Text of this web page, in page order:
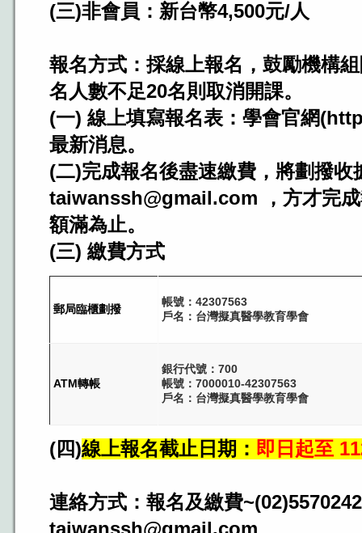
(三)非會員：新台幣4,500元/人
報名方式：採線上報名，鼓勵機構
名人數不足20名則取消開課。
(一) 線上填寫報名表：學會官網
最新消息。
(二)完成報名後盡速繳費，將劃撥
taiwanssh@gmail.com ，方才完
額滿為止。
(三) 繳費方式
郵局臨櫃劃撥
帳號：42307563
戶名：台灣擬真醫學教育學會
ATM轉帳
銀行代號：700
帳號：7000010-42307563
戶名：台灣擬真醫學教育學會
(四)線上報名截止日期： 即日起至
連絡方式：報名及繳費